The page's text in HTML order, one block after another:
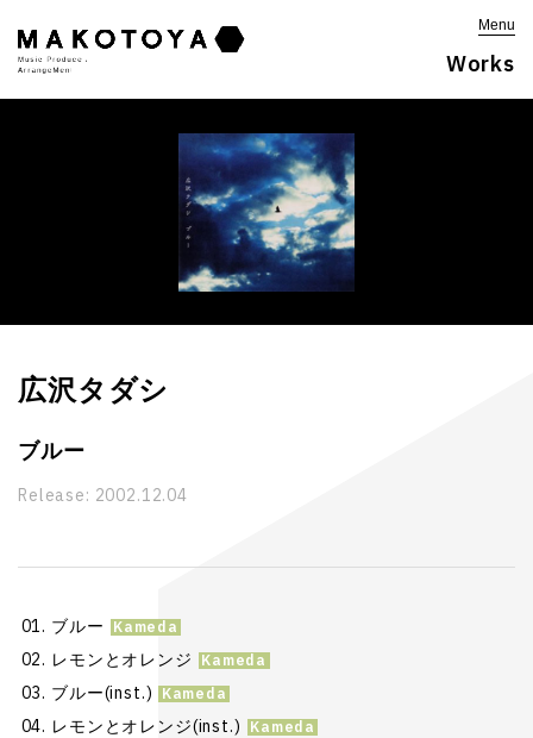
Menu
Works
広沢タダシ
ブルー
Release: 2002.12.04
ブルー
レモンとオレンジ
ブルー(inst.)
レモンとオレンジ(inst.)